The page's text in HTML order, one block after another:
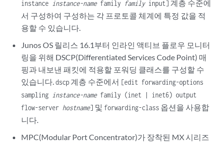
instance instance-namefamily familyinput] 계층 수준에
서 구성하여 구성하는 각 프로토콜 체계에 특정 값을 적
용할 수 있습니다.
Junos OS 릴리스 16.1부터 인라인 액티브 플로우 모니터
링을 위해 DSCP(Differentiated Services Code Point) 매
핑과 내보낸 패킷에 적용할 포워딩 클래스를 구성할 수
있습니다.dscp 계층 수준에서 [edit forwarding-options
sampling instance-namefamily (inet | inet6) output
flow-server hostname] 및 forwarding-class 옵션을 사용합
니다.
MPC(Modular Port Concentrator)가 장착된 MX 시리즈